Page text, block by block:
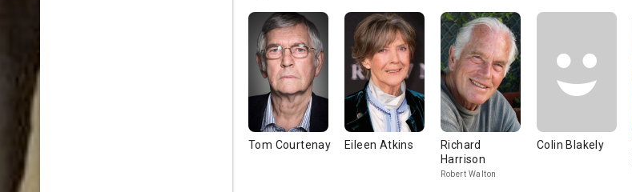
Tom Courtenay Eileen Atkins
Richard
Harrison
Robert Walton
Colin Blakely